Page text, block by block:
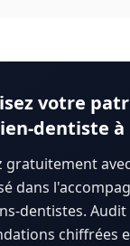
votre
dentiste à
gratuitement
dans
dentistes.
chiffrées